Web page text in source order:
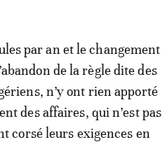
par an et le changement
de la règle dite des
n’y ont rien apporté
des affaires, qui n’est pas
corsé leurs exigences en